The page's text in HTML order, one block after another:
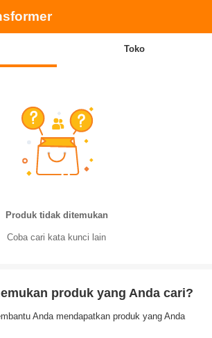
Toko
Produk tidak ditemukan
Coba cari kata kunci lain
produk yang Anda cari?
Anda mendapatkan produk yang Anda